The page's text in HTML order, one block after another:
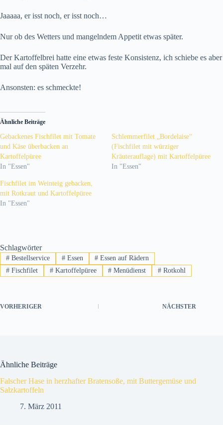
Jaaaaa, er isst noch, er isst noch…
Nur ob des Wetters und mangelndem Appetit etwas später.
Der Kartoffelbrei hatte eine etwas feste Konsistenz, ich schiebe es aber
mal auf den späten Verzehr.
Ansonsten: es schmeckte!
Ähnliche Beiträge
Gebackenes Fischfilet mit Tomate
und Käse überbacken an
Kartoffelpüree
In "Essen"
Schlemmerfilet „Bordelaise“
(Fischfilet mit würziger
Kräuterauflage) mit Kartoffelpüree
In "Essen"
Fischfilet im Weinteig gebacken,
mit Rotkraut und Kartoffelpüree
In "Essen"
Schlagwörter
#Bestellservice #Essen # Essen auf Rädern
#Fischfilet #Kartoffelpüree # Menüdienst # Rotkohl
VORHERIGER NÄCHSTER
Ähnliche Beiträge
Falscher Hase in herzhafter Bratensoße, mit Buttergemüse und
Salzkartoffeln
7. März 2011